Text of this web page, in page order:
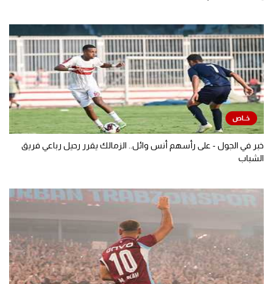
خبر في الجول - على رأسهم أنس وائل.. الزمالك يقرر رحيل رباعي فريق
الشباب